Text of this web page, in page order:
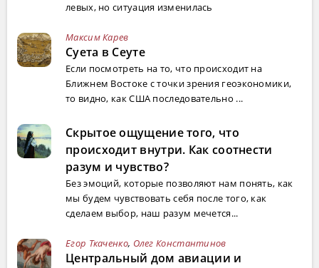
левых, но ситуация изменилась
Максим Карев
Суета в Сеуте
Если посмотреть на то, что происходит на
Ближнем Востоке с точки зрения геоэкономики,
то видно, как США последовательно ...
Скрытое ощущение того, что
происходит внутри. Как соотнести
разум и чувство?
Без эмоций, которые позволяют нам понять, как
мы будем чувствовать себя после того, как
сделаем выбор, наш разум мечется...
Егор Ткаченко, Олег Константинов
Центральный дом авиации и